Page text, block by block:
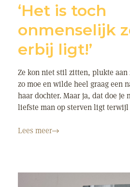
‘Het is toch
onmenselijk
erbij ligt!’
Ze kon niet stil zitten, plukte aan
zo moe en wilde heel graag een
haar dochter. Maar ja, dat doe je
liefste man op sterven ligt terwijl
Lees meer